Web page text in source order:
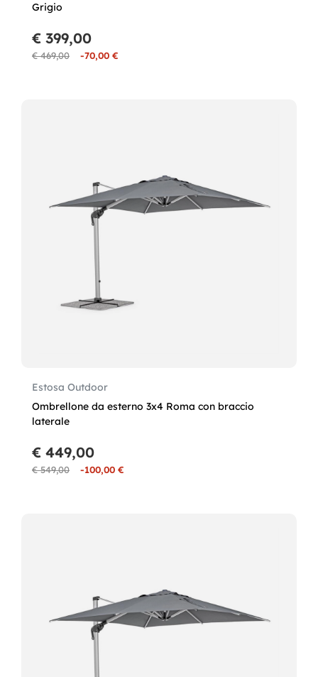
Grigio
€ 469,00 -70,00 €
€ 399,00
Estosa Outdoor
Ombrellone da esterno 3x4 Roma con braccio
laterale
€ 549,00 -100,00 €
€ 449,00